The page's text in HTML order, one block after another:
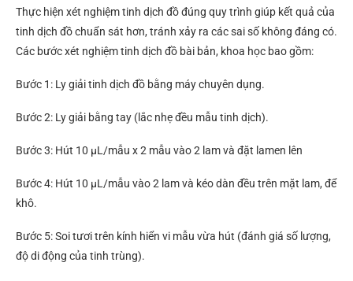
Thực hiện xét nghiệm tinh dịch đồ đúng quy trình giúp kết quả của
tinh dịch đồ chuẩn sát hơn, tránh xảy ra các sai số không đáng có.
Các bước xét nghiệm tinh dịch đồ bài bản, khoa học bao gồm:
Bước 1: Ly giải tinh dịch đồ bằng máy chuyên dụng.
Bước 2: Ly giải bằng tay (lắc nhẹ đều mẫu tinh dịch).
Bước 3: Hút 10 μL/mẫu x 2 mẫu vào 2 lam và đặt lamen lên
Bước 4: Hút 10 μL/mẫu vào 2 lam và kéo dàn đều trên mặt lam, để
khô.
Bước 5: Soi tươi trên kính hiển vi mẫu vừa hút (đánh giá số lượng,
độ di động của tinh trùng).